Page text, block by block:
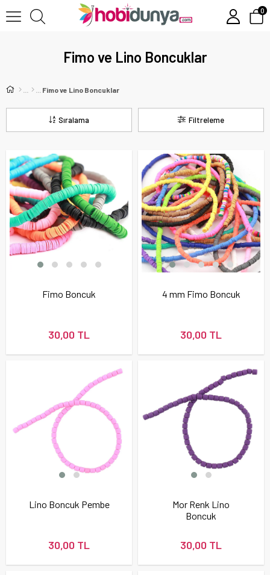
0
Fimo ve Lino Boncuklar
Fimo ve Lino Boncuklar
Filtreleme
Sıralama
Fimo Boncuk
30,00 TL
4 mm Fimo Boncuk
30,00 TL
Lino Boncuk Pembe
30,00 TL
Mor Renk Lino
Boncuk
30,00 TL